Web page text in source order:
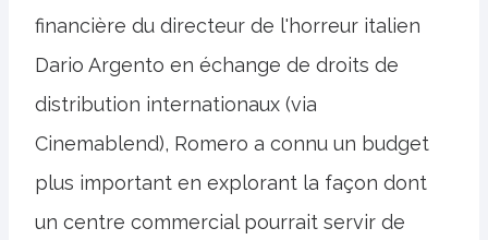
financière du directeur de l'horreur italien
Dario Argento en échange de droits de
distribution internationaux (via
Cinemablend), Romero a connu un budget
plus important en explorant la façon dont
un centre commercial pourrait servir de